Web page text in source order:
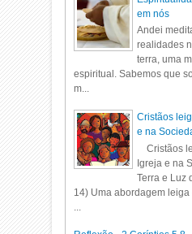
em nós
Andei
realidades
terra, uma
espiritual. Sabemos que
m...
Cristãos
e na
Cristãos
Igreja e na
Terra e Luz
14) Uma abordagem